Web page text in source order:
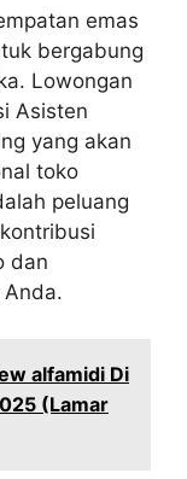
emas
bergabung
Lowongan
Asisten
yang akan
toko
peluang
dan
alfamidi Di
(Lamar